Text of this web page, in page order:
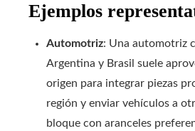
Ejemplos
Automotriz: Una automotriz
Argentina y Brasil suele
origen para integrar piezas
región y enviar vehículos a
bloque con aranceles